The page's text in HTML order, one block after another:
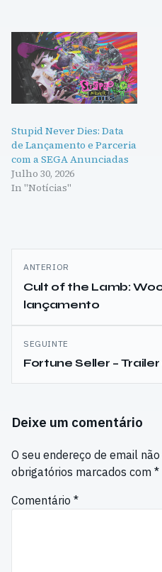
Stupid Never Dies: Data
de Lançamento e Parceria
com a SEGA Anunciadas
Julho 30, 2026
In "Notícias"
Navegação
de
artigos
ANTERIOR
Cult of the Lamb:
lançamento
SEGUINTE
Fortune Seller –
Deixe um comentário
O seu endereço de email
obrigatórios marcados com *
Comentário *